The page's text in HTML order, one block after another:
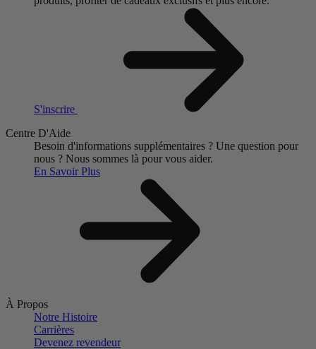
S'inscrire
Centre D'Aide
Besoin d'informations supplémentaires ? Une question pour
nous ? Nous sommes là pour vous aider.
En Savoir Plus
À Propos
Notre Histoire
Carrières
Devenez revendeur